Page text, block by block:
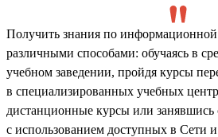
Получить знания по
различными способами: обучаясь в
учебном заведении, пройдя курсы
в специализированных учебных
дистанционные курсы или занявшись
с использованием доступных в Сети